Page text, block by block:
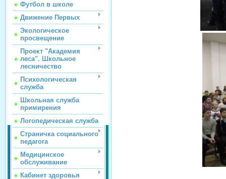
Футбол в школе
Движение Первых
Экологическое
просвещение
Проект "Академия
леса". Школьное
лесничество
Психологическая
служба
Школьная служба
примирения
Логопедическая служба
Страничка социального
педагога
Медицинское
обслуживание
Кабинет здоровья